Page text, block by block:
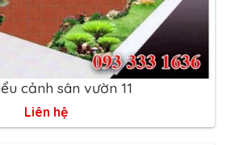
cảnh sân vườn 11
Liên hệ